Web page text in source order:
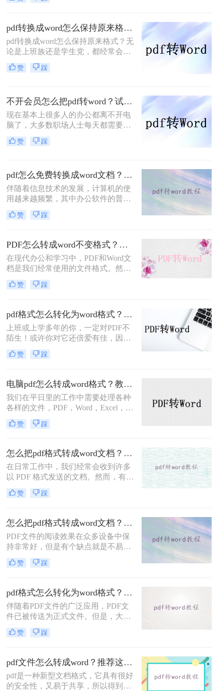
换工具，可以将PDF转换为可编辑的
调整条款，轻松完成编辑任务。大家
知道pdf怎么免费转word吗？下面小编
告诉你们~
pdf转换成word怎么保持原来格式？四个方法教你正确打开！
pdf转换成word怎么保持原来格式？无
论是上班族还是学生党，都经常会碰
到需要给文件转格式的问题，PDF文
件一般不好直接编辑，需要转成word
所以这里给大家推荐几个好用的PDF
转换方法。
赞 踩
不开会员怎么把pdf转word？试试这二个方法！
现在基本上很多人的办公都离不开电
脑了，大多数职场人士每天都需要处
理各种各样的办公文件，而文件的格
式转换也是经常遇到的，如果你还不
家一起聊一聊不开会员怎么把pdf转
word？下面一起看看吧。
赞 踩
pdf怎么免费转换成word文档？亲测好用的方法分享！
伴随着信息技术的发展，计算机的使
用越来越频繁，其中办公软件的普及
也使大家的工作效率越来越高，对于
很多人来说，电脑已经成为生活的一
练，相应的操作要求也越来越高，其
中还有 PDF文件格式转换，想要将
pdf转换成word文档，这个问题把握好
了，可以让工作更快捷，对于这种pdf
转word之后怎么编辑，下面一看看pdf
怎么免费转换成word文档吧。
赞 踩
PDF怎么转成word不变格式？手把手教你转换！
在现代办公和学习中，PDF和Word文
档是我们经常使用的文件格式。然
而，有时我们需要将PDF文件转换成
Word文档以方便编辑和修改。随着技
换工具来实现这一目标。那么，PDF
怎么转成word不变格式呢?接下来，
让我们一起去了解一下吧!
赞 踩
pdf格式怎么转化为word格式？三种操作方法分享给你！
上班或上学多年的你，一定对PDF不
陌生！或许你对它还倍爱有佳，因为
不管在哪它都能保留住你设置好的文
档格式！不过，有时候你对它可能也
经常遇到重重阻碍...但，若是PDF能
随时转成Word文档，这种障碍也就不
存在啦，它依旧是你的宠儿~
赞 踩
电脑pdf怎么转成word格式？教你二个免费方法！
我们在平日里的工作中需要处理各种
各样的文件，PDF，Word，Excel，
PPT多多少少都有用到，各种的工作
内容需要用到不同的工具，在一些的
式，很多初入职场的小伙伴不清楚电
脑pdf怎么转成word格式，那么小编下
面就来分享二个免费转换方法，一起
来看看吧。
赞 踩
怎么把pdf格式转成word文档？你可以试着这样转换~
在日常工作中，我们经常会收到许多
以 PDF 格式发送的文档。然而，有时
候我们需要编辑 PDF 文件中的内容，
而 PDF 文件并不是一个易于编辑的格
成 Word 文档是非常必要的。转换
PDF 文件成 Word 文档的方法有很
多，以下是怎么把pdf格式转成word文
档方法。
赞 踩
怎么把pdf格式转成word文档？教你一种简单好用的转换方法！
PDF文件的阅读效果在众多设备中保
持非常好，但是有个缺点就是不易编
辑，有些不想被别人编辑内容的朋友
呢，就喜欢把文档做成PDF格式的，
过，当你办公整理资料的时候需要将
文档内容复制下来，接到都是PDF格
式的文档，那就很心累了。这时候就
需要把pdf格式转成word文档了，那么
怎么把pdf格式转成word文档呢？下面
讲讲在线转换方法。
赞 踩
pdf格式怎么转化为word格式？教大家几个转换方法！
伴随着PDF文件的广泛应用，PDF文
件已被传送为正式文件。但是，大多
数人仍然偏爱使用Word进行编辑，无
法处理手边的PDF文件。pdf格式怎么
就为大家解答。在小编通过几个在小
编实践中将PDF转化为Word文档的方
法之后，给大家整理了pdf转word的方
法。
赞 踩
pdf文件怎么转成word？推荐这二种方法！
pdf是一种新型文档格式，它具有很好
的安全性，又易于共享，所以得到了